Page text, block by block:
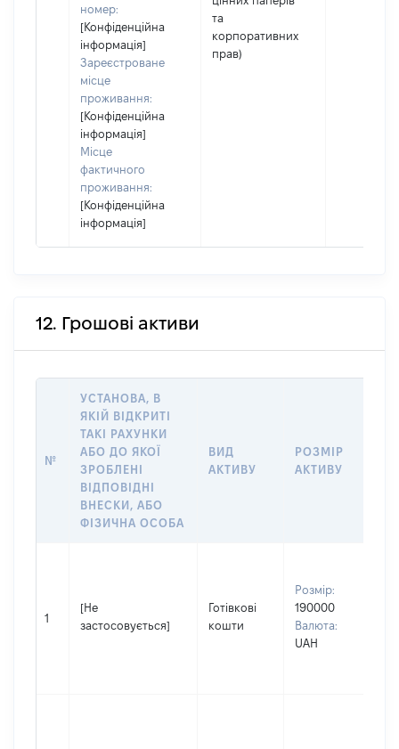
номер:
[Конфіденційна
інформація]
Зареєстроване
місце
проживання:
[Конфіденційна
інформація]
Місце
фактичного
проживання:
[Конфіденційна
інформація]
та
корпоративних
прав)
12. Грошові активи
№
УСТАНОВА, В
ЯКІЙ ВІДКРИТІ
ТАКІ РАХУНКИ
АБО ДО ЯКОЇ
ЗРОБЛЕНІ
ВІДПОВІДНІ
ВНЕСКИ, АБО
ФІЗИЧНА ОСОБА
ВИД
АКТИВУ
РОЗМІР
АКТИВУ
1
[Не
застосовується]
Готівкові
кошти
Розмір:
190000
Валюта:
UAH